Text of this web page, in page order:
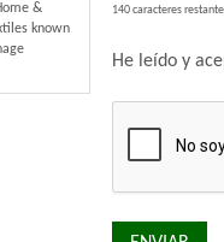
&
known
140 caracteres
He leído y